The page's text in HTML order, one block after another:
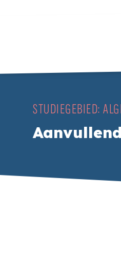
STUDIEGEBIED: